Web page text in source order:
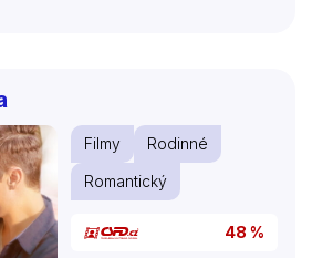
Na letišti se setká se
však vystaví jejich
zkoušce a také se vzpírá
číslo jedna – žádný
navázat intimní vztah s herečkou,
smlouva. Hughesovo chování
velice odlišnými a
a zatímco…
Filmy
Rodinné
Romantický
48 %